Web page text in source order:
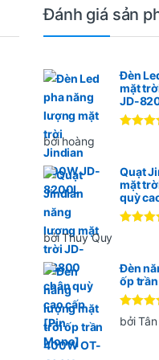
Đánh giá sản
Đèn
mặt
JD-
bởi hoàng
Quạt
mặt
quỳ
bởi Thúy Quy
Đèn
ốp
Được
hạng 55
bởi